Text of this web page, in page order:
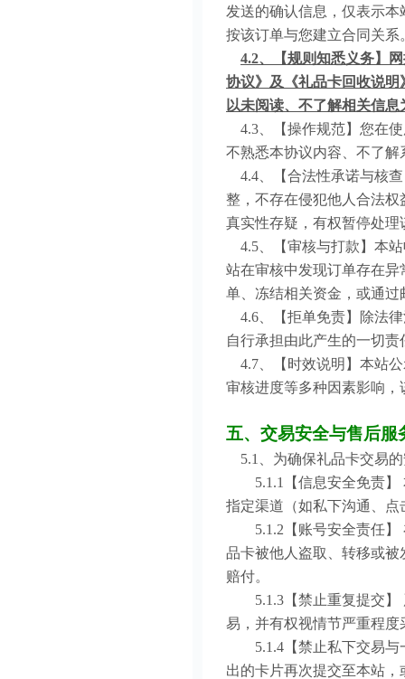
发送的确认信息，仅表示
按该订单与您建立合同关系
4.2、【规则知悉义务】
协议》及《礼品卡回收说
以未阅读、不了解相关信
4.3、【操作规范】您在
不熟悉本协议内容、不了
4.4、【合法性承诺与核
整，不存在侵犯他人合法
真实性存疑，有权暂停处
4.5、【审核与打款】本
站在审核中发现订单存在
单、冻结相关资金，或通
4.6、【拒单免责】除法
自行承担由此产生的一切
4.7、【时效说明】本站
审核进度等多种因素影响
五、交易安全与售后服
5.1、为确保礼品卡交易
5.1.1【信息安全免责】
指定渠道（如私下沟通、
5.1.2【账号安全责任】
品卡被他人盗取、转移或
赔付。
5.1.3【禁止重复提交】
易，并有权视情节严重程
5.1.4【禁止私下交易与
出的卡片再次提交至本站